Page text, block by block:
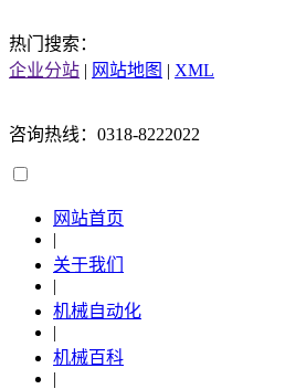
热门搜索：
企业分站 | 网站地图 | XML
咨询热线：0318-8222022
网站首页
|
关于我们
|
机械自动化
|
机械百科
|